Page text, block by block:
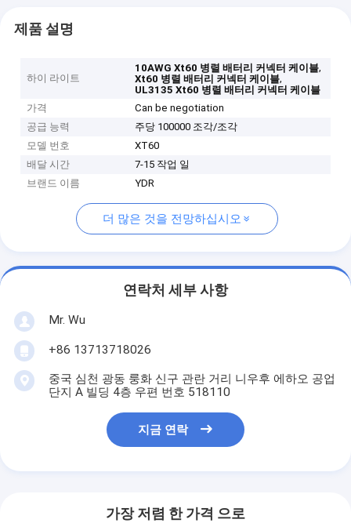
제품 설명
하이 라이트
10AWG Xt60 병렬 배터리 커넥터 케이블,
Xt60 병렬 배터리 커넥터 케이블,
UL3135 Xt60 병렬 배터리 커넥터 케이블
가격
Can be negotiation
공급 능력
주당 100000 조각/조각
모델 번호
XT60
배달 시간
7-15 작업 일
브랜드 이름
YDR
더 많은 것을 전망하십시오
연락처 세부 사항
Mr. Wu
+86 13713718026
중국 심천 광동 룽화 신구 관란 거리 니우후 에하오 공업
단지 A 빌딩 4층 우편 번호 518110
지금 연락
가장 저렴 한 가격 으로